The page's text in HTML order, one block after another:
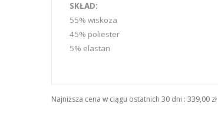
SKŁAD:
55% wiskoza
45% poliester
5% elastan
Najniższa cena w ciągu ostatnich 30 dni : 339,00 zł